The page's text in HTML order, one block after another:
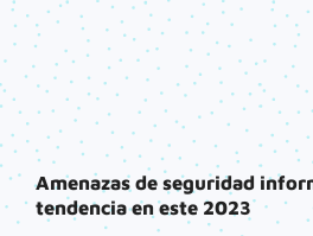
Amenazas de seguridad
tendencia en este 2023